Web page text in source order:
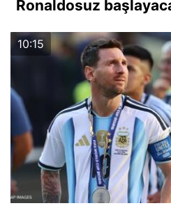
Ronaldosuz
10:15